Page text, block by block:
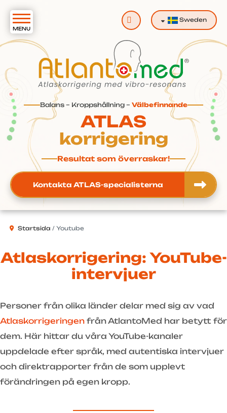
Balans – Kroppshållning – Välbefinnande
ATLAS
korrigering
Resultat som överraskar!
Kontakta ATLAS-specialisterna
Sök Sweden
Startsida Youtube
Atlaskorrigering: YouTube-
intervjuer
Personer från olika länder delar med sig av vad
Atlaskorrigeringen från AtlantoMed har betytt för
dem. Här hittar du våra YouTube-kanaler
uppdelade efter språk, med autentiska intervjuer
och direktrapporter från de som upplevt
förändringen på egen kropp.